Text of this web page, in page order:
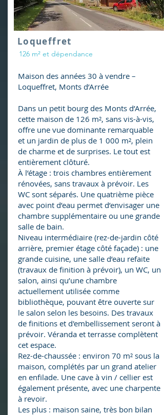
Loqueffret
126 m² et dépendance
Maison des années 30 à vendre –
Loqueffret, Monts d’Arrée
Dans un petit bourg des Monts d’Arrée,
cette maison de 126 m², sans vis-à-vis,
offre une vue dominante remarquable
et un jardin de plus de 1 000 m², plein
de charme et de surprises. Le tout est
entièrement clôturé.
À l’étage : trois chambres entièrement
rénovées, sans travaux à prévoir. Les
WC sont séparés. Une quatrième pièce
avec point d’eau permet d’envisager une
chambre supplémentaire ou une grande
salle de bain.
Niveau intermédiaire (rez-de-jardin côté
arrière, premier étage côté façade) : une
grande cuisine, une salle d’eau refaite
(travaux de finition à prévoir), un WC, un
salon, ainsi qu’une chambre
actuellement utilisée comme
bibliothèque, pouvant être ouverte sur
le salon selon les besoins. Des travaux
de finitions et d'embellissement seront à
prévoir. Véranda et terrasse complètent
cet espace.
Rez-de-chaussée : environ 70 m² sous la
maison, complétés par un grand atelier
en enfilade. Une cave à vin / cellier est
également présente, avec une charpente
à revoir.
Les plus : maison saine, très bon bilan